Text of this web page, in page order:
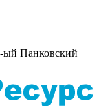
ый Панковский